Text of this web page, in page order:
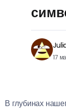
17
В глубинах